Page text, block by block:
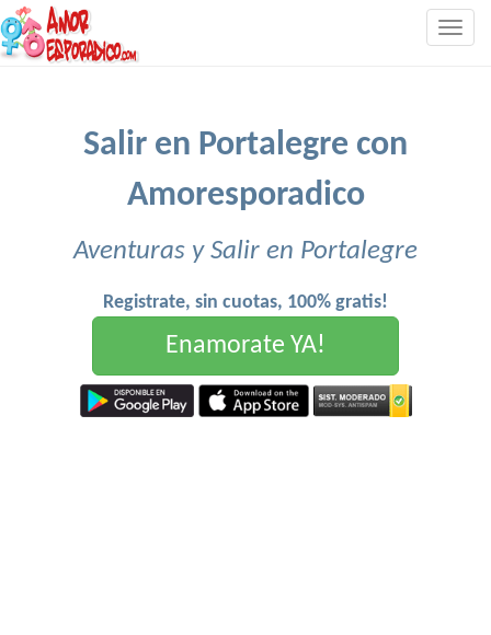
Salir en Portalegre con
Amoresporadico
Aventuras y Salir en Portalegre
Registrate, sin cuotas, 100% gratis!
Enamorate YA!